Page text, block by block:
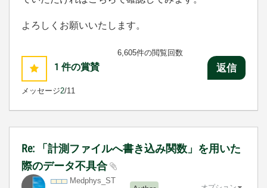
よろしくお願いいたします。
1 件の賞賛
メッセージ2/11
6,605件の閲覧回数
返信
Re: 「計測ファイルへ書き込み関数」を用いた
際のデータ不具合
Medphys_ST